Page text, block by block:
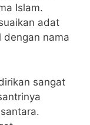
Islam.
adat
dengan nama
sangat